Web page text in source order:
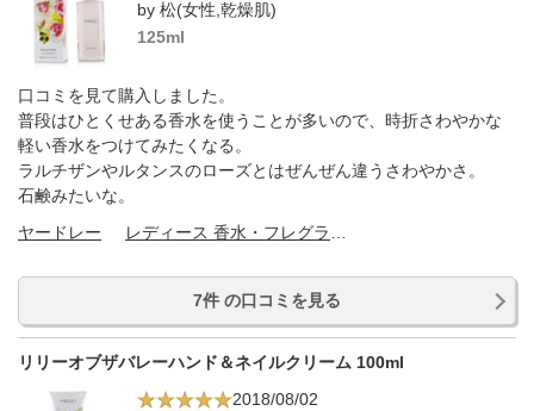
by 松(女性,乾燥肌)
125ml
口コミを見て購入しました。
普段はひとくせある香水を使うことが多いので、時折さわやかな
軽い香水をつけてみたくなる。
ラルチザンやルタンスのローズとはぜんぜん違うさわやかさ。
石鹸みたいな。
ヤードレー
7件 の口コミを見る
リリーオブザバレーハンド＆ネイルクリーム 100ml
2018/08/02